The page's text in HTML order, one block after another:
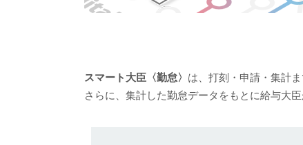
スマート大臣〈勤怠〉 は、打刻・申請・集計
さらに、集計した勤怠データをもとに給与大